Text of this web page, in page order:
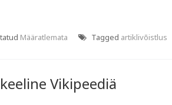
Määratlemata Tagged artiklivõistlus
Vikipeediä